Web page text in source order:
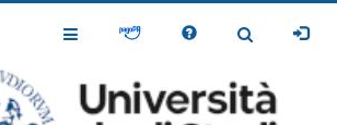
Toggle
Toggle